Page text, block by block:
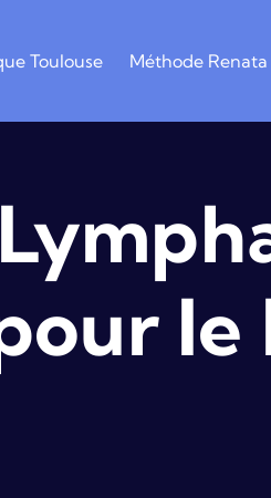
Toulouse Méthode Renata
le